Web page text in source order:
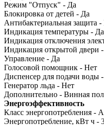
Режим "Отпуск" - Да
Блокировка от детей - Да
Антибактериальная защита -
Индикация температуры - Да
Индикация отключения
Индикация открытой двери -
Управление - Да
Голосовой помощник - Нет
Диспенсер для подачи воды
Генератор льда - Нет
Дополнительно - Винная
Энергоэффективность
Класс энергопотребления -
Энергопотребление, кВт ч -